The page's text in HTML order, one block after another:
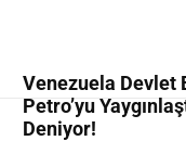
Venezuela Devlet
Petro’yu
Deniyor!